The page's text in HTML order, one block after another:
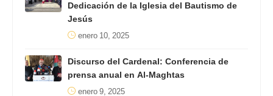
Dedicación de la Iglesia del Bautismo de
Jesús
enero 10, 2025
Discurso del Cardenal: Conferencia de
prensa anual en Al-Maghtas
enero 9, 2025